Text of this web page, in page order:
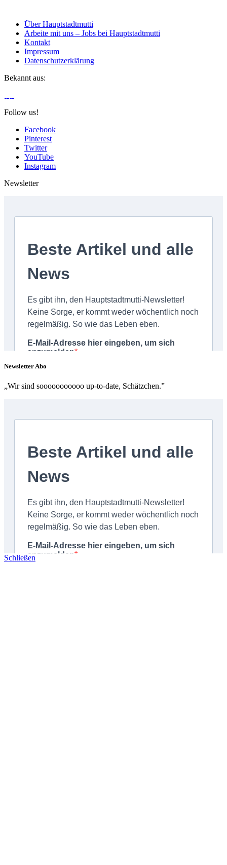
Über Hauptstadtmutti
Arbeite mit uns – Jobs bei Hauptstadtmutti
Kontakt
Impressum
Datenschutzerklärung
Bekannt aus:
Follow us!
Facebook
Pinterest
Twitter
YouTube
Instagram
Newsletter
Newsletter Abo
„Wir sind sooooooooooo up-to-date, Schätzchen.”
Schließen